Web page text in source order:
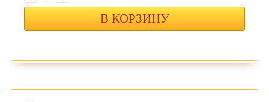
В КОРЗИНУ